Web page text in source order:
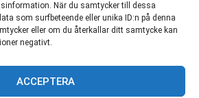
När du samtycker till dessa
som surfbeteende eller unika ID:n på denna
eller om du återkallar ditt samtycke kan
negativt.
ACCEPTERA